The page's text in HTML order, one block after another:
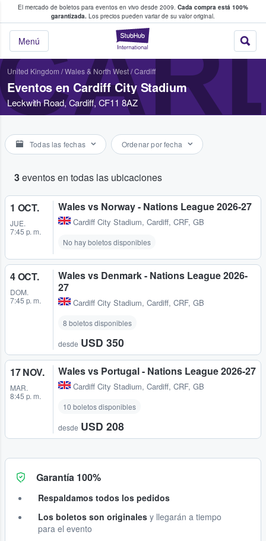
El mercado de boletos para eventos en vivo desde 2009. Cada compra está 100%
garantizada. Los precios pueden variar de su valor original.
StubHub: donde
Menú
fans compran y venden boletos
United Kingdom /Wales & North West/Cardiff
Eventos en Cardiff City Stadium
Leckwith Road, Cardiff, CF11 8AZ
Todas las fechas Ordenar por fecha
3eventos en todas las ubicaciones
1 OCT.
JUE.
7:45 p. m.
Wales vs Norway - Nations League 2026-27
Cardiff City Stadium, Cardiff, CRF, GB
No hay boletos disponibles
4 OCT.
DOM.
7:45 p. m.
Wales vs Denmark - Nations League 2026-
27
Cardiff City Stadium, Cardiff, CRF, GB
8 boletos disponibles
desde USD 350
17 NOV.
MAR.
8:45 p. m.
Wales vs Portugal - Nations League 2026-27
Cardiff City Stadium, Cardiff, CRF, GB
10 boletos disponibles
desde USD 208
Garantía 100%
Respaldamos todos los pedidos
Los boletos son originales y llegarán a tiempo
para el evento